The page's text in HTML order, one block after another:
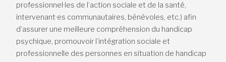
professionnel·les de l’action sociale et de la santé,
intervenant·es communautaires, bénévoles, etc.) afin
d’assurer une meilleure compréhension du handicap
psychique, promouvoir l’intégration sociale et
professionnelle des personnes en situation de handicap